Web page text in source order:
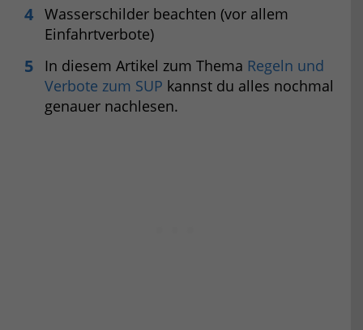
Wasserschilder beachten (vor allem
Einfahrtverbote)
In diesem Artikel zum Thema Regeln und
Verbote zum SUP kannst du alles nochmal
genauer nachlesen.